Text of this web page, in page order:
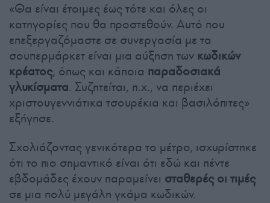
«Θα είναι έτοιμες έως τότε και όλες οι
κατηγορίες που θα προστεθούν. Αυτό που
επεξεργαζόμαστε σε συνεργασία με τα
σουπερμάρκετ είναι μια αύξηση των κωδικών
κρέατος, όπως και κάποια παραδοσιακά
γλυκίσματα. Συζητείται, π.χ., να περιέχει
χριστουγεννιάτικα τσουρέκια και βασιλόπιτες»
εξήγησε.
Σχολιάζοντας γενικότερα το μέτρο, ισχυρίστηκε
ότι το πιο σημαντικό είναι ότι εδώ και πέντε
εβδομάδες έχουν παραμείνει σταθερές οι τιμές
σε μια πολύ μεγάλη γκάμα κωδικών.